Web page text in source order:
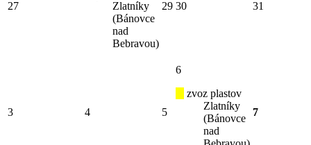
27
Zlatníky
(Bánovce
nad
Bebravou)
29 30 31
3 4 5
6
zvoz plastov
Zlatníky
(Bánovce
nad
7